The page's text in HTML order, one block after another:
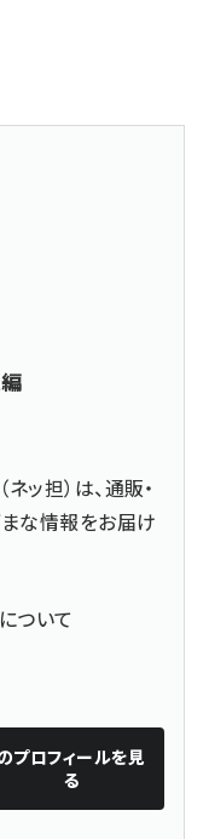
ッ担）は、通販・
な情報をお届け
ついて
プロフィールを見
る